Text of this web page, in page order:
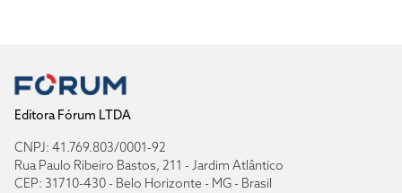
Editora Fórum LTDA
CNPJ: 41.769.803/0001-92
Rua Paulo Ribeiro Bastos, 211 - Jardim Atlântico
CEP: 31710-430 - Belo Horizonte - MG - Brasil